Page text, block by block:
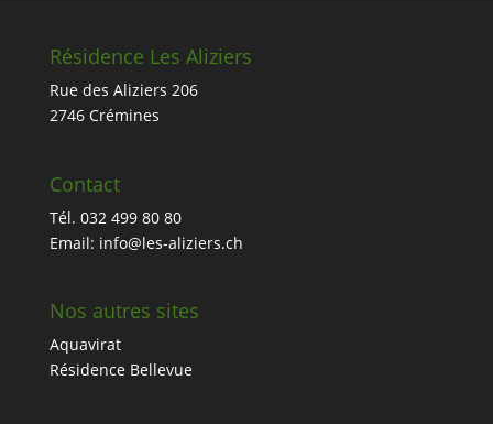
Résidence Les Aliziers
Rue des Aliziers 206
2746 Crémines
Contact
Tél. 032 499 80 80
Email: info@les-aliziers.ch
Nos autres sites
Aquavirat
Résidence Bellevue